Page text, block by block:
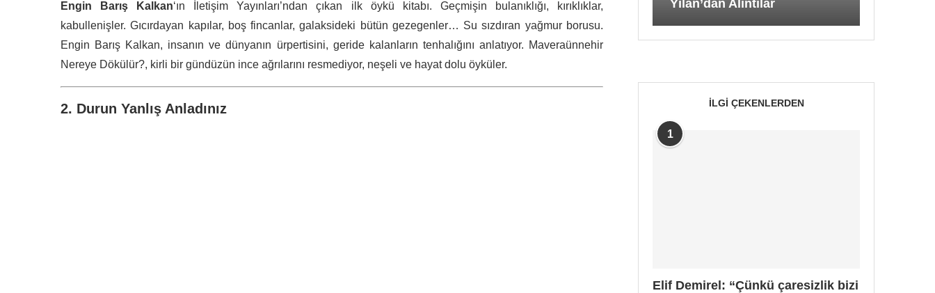
Engin Barış Kalkan‘ın İletişim Yayınları’ndan çıkan ilk öykü kitabı. Geçmişin bulanıklığı, kırıklıklar,
kabullenişler. Gıcırdayan kapılar, boş fincanlar, galaksideki bütün gezegenler… Su sızdıran yağmur borusu.
Engin Barış Kalkan, insanın ve dünyanın ürpertisini, geride kalanların tenhalığını anlatıyor. Maveraünnehir
Nereye Dökülür?, kirli bir gündüzün ince ağrılarını resmediyor, neşeli ve hayat dolu öyküler.
2. Durun Yanlış Anladınız
Yılan’dan Alıntılar
İLGI ÇEKENLERDEN
1
Elif Demirel: “Çünkü çaresizlik bizi